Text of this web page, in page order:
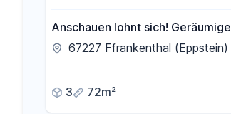
Anschauen lohnt sich! Geräumige
Erdgeschoßwohnung in ruhiger
67227 Ffrankenthal (Eppstein)
3 72m²